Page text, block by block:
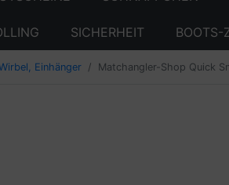
SICHERHEIT BOOTS-
Einhänger Matchangler-Shop Quick